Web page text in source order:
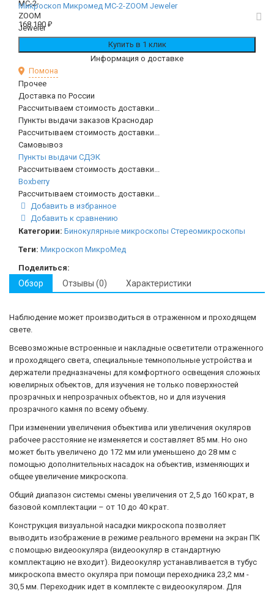
Микроскоп Микромед МС-2-ZOOM Jeweler
168 190 ₽
Информация о доставке
Помона
Прочее
Доставка по России
Рассчитываем стоимость доставки...
Пункты выдачи заказов Краснодар
Рассчитываем стоимость доставки...
Самовывоз
Пункты выдачи СДЭК
Рассчитываем стоимость доставки...
Boxberry
Рассчитываем стоимость доставки...
Добавить в избранное
Добавить к сравнению
Категории: Бинокулярные микроскопы Стереомикроскопы
Теги: Микроскоп МикроМед
Поделиться:
Обзор Отзывы (0) Характеристики
Наблюдение может производиться в отраженном и проходящем
свете.
Всевозможные встроенные и накладные осветители отраженного
и проходящего света, специальные темнопольные устройства и
держатели предназначены для комфортного освещения сложных
ювелирных объектов, для изучения не только поверхностей
прозрачных и непрозрачных объектов, но и для изучения
прозрачного камня по всему объему.
При изменении увеличения объектива или увеличения окуляров
рабочее расстояние не изменяется и составляет 85 мм. Но оно
может быть увеличено до 172 мм или уменьшено до 28 мм с
помощью дополнительных насадок на объектив, изменяющих и
общее увеличение микроскопа.
Общий диапазон системы смены увеличения от 2,5 до 160 крат, в
базовой комплектации – от 10 до 40 крат.
Конструкция визуальной насадки микроскопа позволяет
выводить изображение в режиме реального времени на экран ПК
с помощью видеоокуляра (видеоокуляр в стандартную
комплектацию не входит). Видеоокуляр устанавливается в тубус
микроскопа вместо окуляра при помощи переходника 23,2 мм -
30,5 мм. Переходник идет в комплекте с видеоокуляром. Для